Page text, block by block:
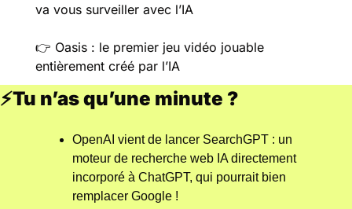
va vous surveiller avec l’IA
👉️ Oasis : le premier jeu vidéo jouable
entièrement créé par l’IA
⚡Tu n’as qu’une minute ?
OpenAI vient de lancer SearchGPT : un
moteur de recherche web IA directement
incorporé à ChatGPT, qui pourrait bien
remplacer Google !